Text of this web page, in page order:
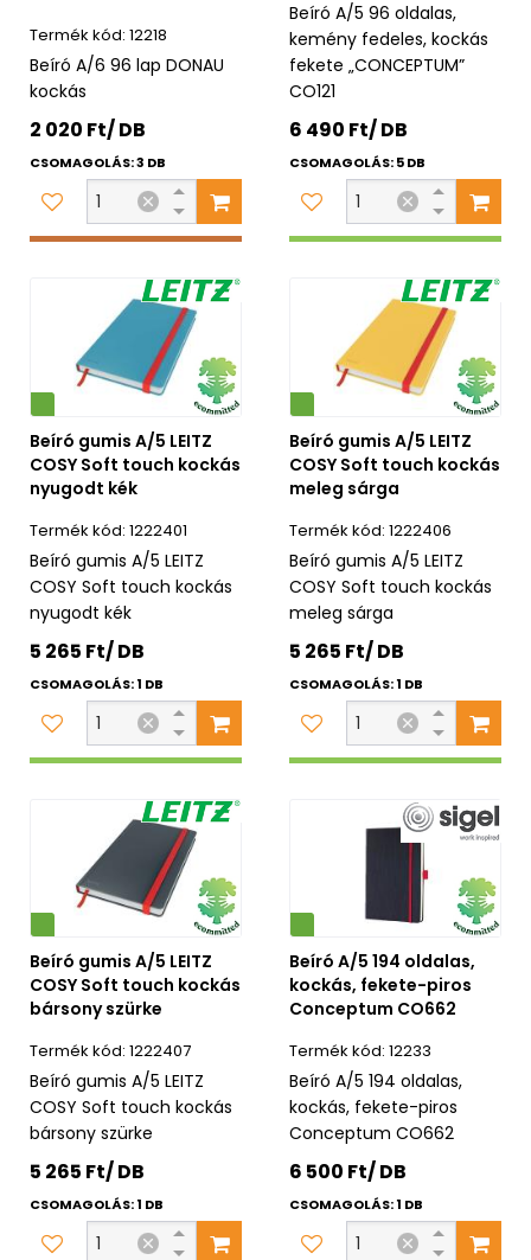
12218
Beíró A/6 96 lap DONAU
kockás
2 020 Ft/ DB
CSOMAGOLÁS: 3 DB
Beíró A/5 96 oldalas,
kemény fedeles, kockás
fekete „CONCEPTUM”
CO121
6 490 Ft/ DB
CSOMAGOLÁS: 5 DB
Beíró gumis A/5 LEITZ
COSY Soft touch kockás
nyugodt kék
1222401
Beíró gumis A/5 LEITZ
COSY Soft touch kockás
nyugodt kék
5 265 Ft/ DB
CSOMAGOLÁS: 1 DB
Környezetbarát
Beíró gumis A/5 LEITZ
COSY Soft touch kockás
meleg sárga
1222406
Beíró gumis A/5 LEITZ
COSY Soft touch kockás
meleg sárga
5 265 Ft/ DB
CSOMAGOLÁS: 1 DB
Beíró gumis A/5 LEITZ
COSY Soft touch kockás
bársony szürke
1222407
Beíró gumis A/5 LEITZ
COSY Soft touch kockás
bársony szürke
5 265 Ft/ DB
CSOMAGOLÁS: 1 DB
Környezetbarát
Beíró A/5 194 oldalas,
kockás, fekete-piros
Conceptum CO662
12233
Beíró A/5 194 oldalas,
kockás, fekete-piros
Conceptum CO662
6 500 Ft/ DB
CSOMAGOLÁS: 1 DB